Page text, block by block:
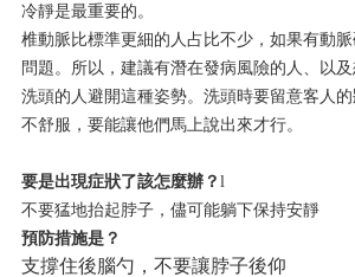
冷靜是最重要的。
椎動脈比標準更細的人占比不少，如果有動
問題。所以，建議有潛在發病風險的人、以及
洗頭的人避開這種姿勢。洗頭時要留意客人
不舒服，要能讓他們馬上說出來才行。
要是出現症狀了該怎麼辦？ l
不要猛地抬起脖子，儘可能躺下保持安靜
預防措施是？
支撐住後腦勺，不要讓脖子後仰